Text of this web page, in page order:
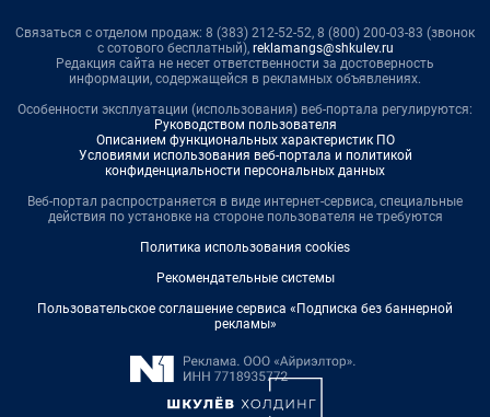
Связаться с отделом продаж: 8 (383) 212-52-52, 8 (800) 200-03-83 (звонок
с сотового бесплатный), reklamangs@shkulev.ru
Редакция сайта не несет ответственности за достоверность
информации, содержащейся в рекламных объявлениях.
Особенности эксплуатации (использования) веб-портала регулируются:
Руководством пользователя
Описанием функциональных характеристик ПО
Условиями использования веб-портала и политикой
конфиденциальности персональных данных
Веб-портал распространяется в виде интернет-сервиса, специальные
действия по установке на стороне пользователя не требуются
Политика использования cookies
Рекомендательные системы
Пользовательское соглашение сервиса «Подписка без баннерной
рекламы»